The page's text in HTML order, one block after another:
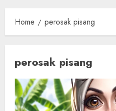
Home perosak pisang
perosak pisang